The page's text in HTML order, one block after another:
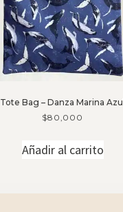
Tote Bag – Danza Marina Azul
$80,000
Añadir al carrito